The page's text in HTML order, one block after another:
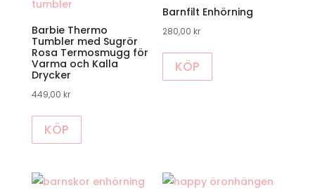
Barbie Thermo
Tumbler med Sugrör
Rosa Termosmugg för
Varma och Kalla
Drycker
449,00 kr
KÖP
Barnfilt Enhörning
280,00 kr
KÖP